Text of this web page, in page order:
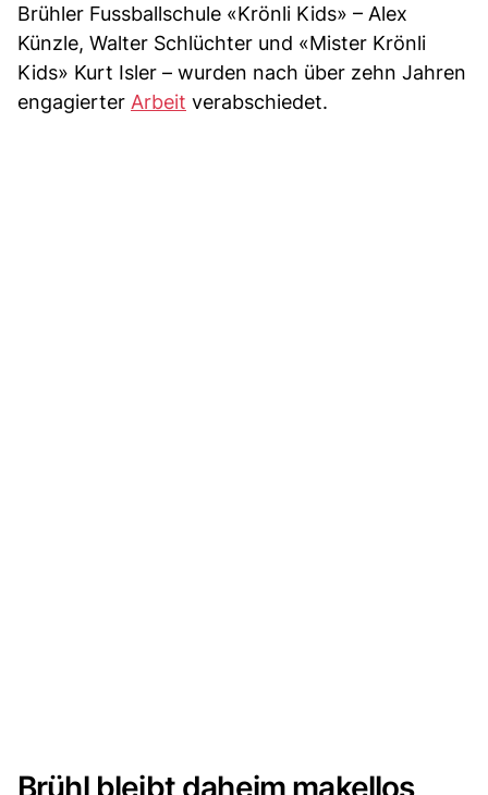
Brühler Fussballschule «Krönli Kids» – Alex
Künzle, Walter Schlüchter und «Mister Krönli
Kids» Kurt Isler – wurden nach über zehn Jahren
engagierter Arbeit verabschiedet.
Brühl bleibt daheim makellos